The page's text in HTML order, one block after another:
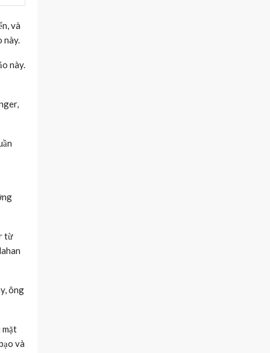
và
này.
này.
từ
ông
mặt
và